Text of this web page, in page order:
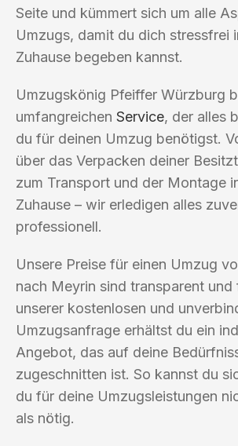
Seite und kümmert sich um alle
Umzugs, damit du dich stressfrei
Zuhause begeben kannst.
Umzugskönig Pfeiffer Würzburg
umfangreichen Service, der alles
du für deinen Umzug benötigst.
über das Verpacken deiner
zum Transport und der Montage
Zuhause – wir erledigen alles
professionell.
Unsere Preise für einen Umzug
nach Meyrin sind transparent und
unserer kostenlosen und
Umzugsanfrage erhältst du ein
Angebot, das auf deine
zugeschnitten ist. So kannst du
du für deine Umzugsleistungen
als nötig.